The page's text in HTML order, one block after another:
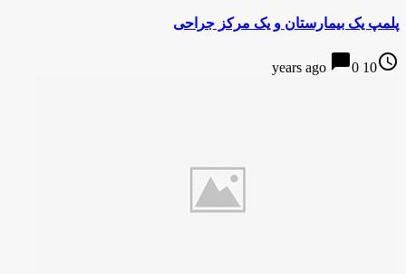
پلمپ یک بیمارستان و یک مرکز جراحی
access_time
10 years ago
chat_bubble0